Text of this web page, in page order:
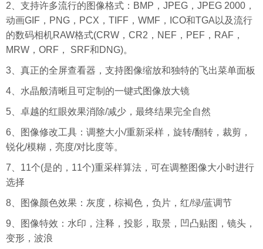
2、支持许多流行的图像格式：BMP，JPEG，JPEG 2000，
动画GIF，PNG，PCX，TIFF，WMF，ICO和TGA以及流行
的数码相机RAW格式(CRW，CR2，NEF，PEF，RAF，
MRW，ORF， SRF和DNG)。
3、真正的全屏查看器，支持图像缩放和独特的飞出菜单面板
4、水晶般清晰且可定制的一键式图像放大镜
5、卓越的红眼效果消除/减少，最终结果完全自然
6、图像修改工具：调整大小/重新采样，旋转/翻转，裁剪，
锐化/模糊，亮度/对比度等。
7、11个(是的，11个)重采样算法，可在调整图像大小时进行
选择
8、图像颜色效果：灰度，棕褐色，负片，红/绿/蓝调节
9、图像特效：水印，注释，投影，取景，凹凸贴图，镜头，
变形，波浪